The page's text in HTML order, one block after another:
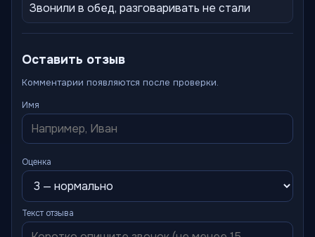
Звонили в обед, разговаривать не стали
Оставить отзыв
Комментарии появляются после проверки.
Имя
Оценка
Текст отзыва